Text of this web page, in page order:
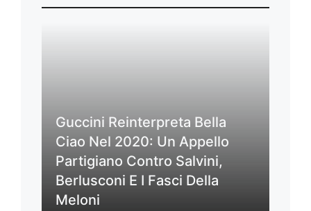
Guccini Reinterpreta Bella
Ciao Nel 2020: Un Appello
Partigiano Contro Salvini,
Berlusconi E I Fasci Della
Meloni